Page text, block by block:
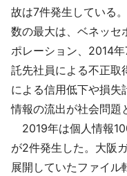
故は7件発生している
数の最大は、ベネッセ
ポレーション、2014
託先社員による不正取
による信用低下や損失
情報の流出が社会問題
2019年は個人情報
が2件発生した。大阪
展開していたファイ